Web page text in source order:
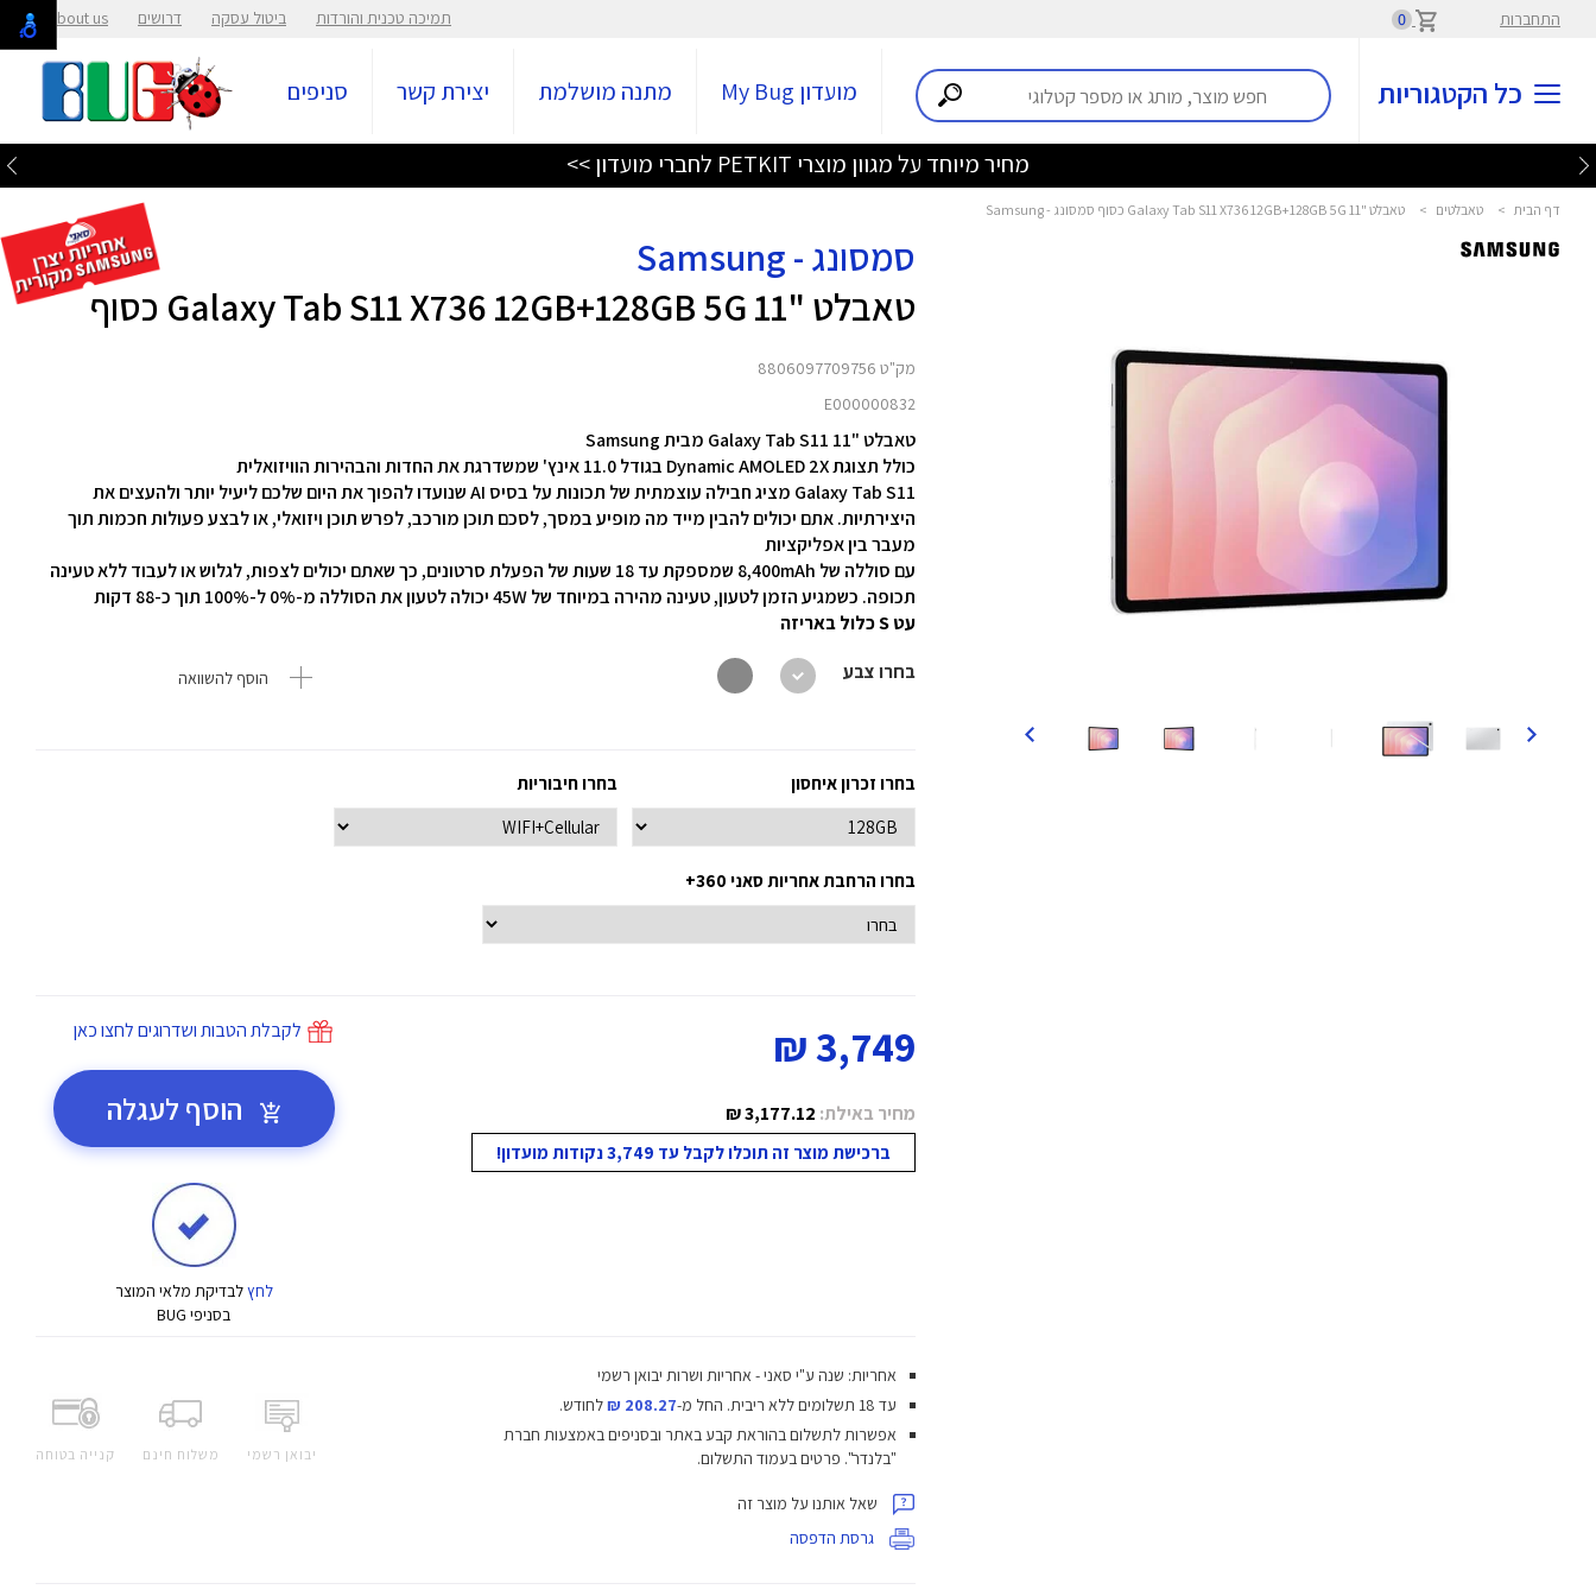
התחברות 0 תמיכה טכנית והורדות ביטול עסקה דרושים About us
כל הקטגוריות מועדון My Bug מתנה מושלמת יצירת קשר סניפים
מחיר מיוחד על מגוון מוצרי PETKIT לחברי מועדון >>
דף הבית > טאבלטים > טאבלט "11 Galaxy Tab S11 X736 12GB+128GB 5G כסוף סמסונג - Samsung
סמסונג - Samsung
טאבלט "11 Galaxy Tab S11 X736 12GB+128GB 5G כסוף
מק"ט 8806097709756
E000000832
טאבלט "11 Galaxy Tab S11 מבית Samsung
כולל תצוגת Dynamic AMOLED 2X בגודל 11.0 אינץ' שמשדרגת את החדות והבהירות הוויזואלית
Galaxy Tab S11 מציג חבילה עוצמתית של תכונות על בסיס AI שנועדו להפוך את היום שלכם ליעיל יותר ולהעצים את
היצירתיות. אתם יכולים להבין מייד מה מופיע במסך, לסכם תוכן מורכב, לפרש תוכן ויזואלי, או לבצע פעולות חכמות תוך
מעבר בין אפליקציות
עם סוללה של 8,400mAh שמספקת עד 18 שעות של הפעלת סרטונים, כך שאתם יכולים לצפות, לגלוש או לעבוד ללא טעינה
תכופה. כשמגיע הזמן לטעון, טעינה מהירה במיוחד של 45W יכולה לטעון את הסוללה מ-0% ל-100% תוך כ-88 דקות
עט S כלול באריזה
בחרו צבע
הוסף להשוואה
בחרו זכרון איחסון בחרו חיבוריות
בחרו הרחבת אחריות סאני 360+
3,749 ₪
מחיר באילת: 3,177.12 ₪
ברכישת מוצר זה תוכלו לקבל עד 3,749 נקודות מועדון!
לקבלת הטבות ושדרוגים לחצו כאן
הוסף לעגלה
לחץלבדיקת מלאי המוצר
בסניפי BUG
יבואן רשמי משלוח חינם קנייה בטוחה
אחריות: שנה ע"י סאני - אחריות ושרות יבואן רשמי
עד 18 תשלומים ללא ריבית.
החל מ-208.27 ₪
לחודש.
אפשרות לתשלום בהוראת קבע באתר ובסניפים באמצעות חברת
"בלנדר". פרטים בעמוד התשלום.
שאל אותנו על מוצר זה
גרסת הדפסה